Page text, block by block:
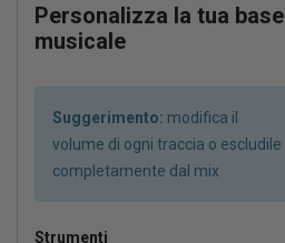
Personalizza la tua base
musicale
Suggerimento: modifica il
volume di ogni traccia o escludile
completamente dal mix
Strumenti